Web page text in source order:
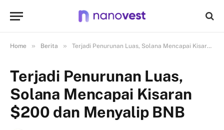
Home » Berita » Terjadi Penurunan Luas, Solana Mencapai Kisaran $200 dan Menyalip BNB
Terjadi Penurunan Luas,
Solana Mencapai Kisaran
$200 dan Menyalip BNB